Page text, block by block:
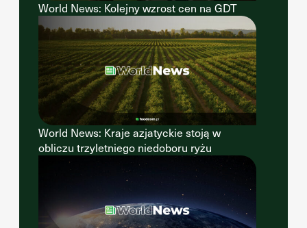
World News: Kolejny wzrost cen na GDT
World News: Kraje azjatyckie stoją w
obliczu trzyletniego niedoboru ryżu